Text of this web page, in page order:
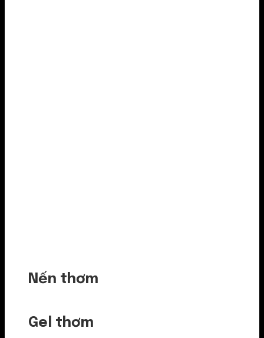
Nến thơm
Gel thơm